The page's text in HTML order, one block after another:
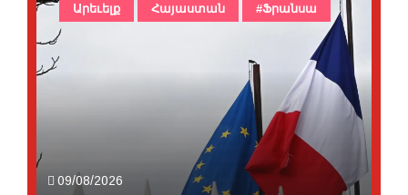
09/08/2026
Արեւելք Հայաստան #Ֆրանսա